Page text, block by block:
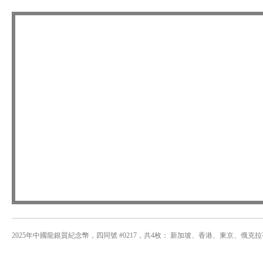
2025年中國龍銀質紀念幣，四同號 #0217，共4枚： 新加坡、香港、東京、俄克